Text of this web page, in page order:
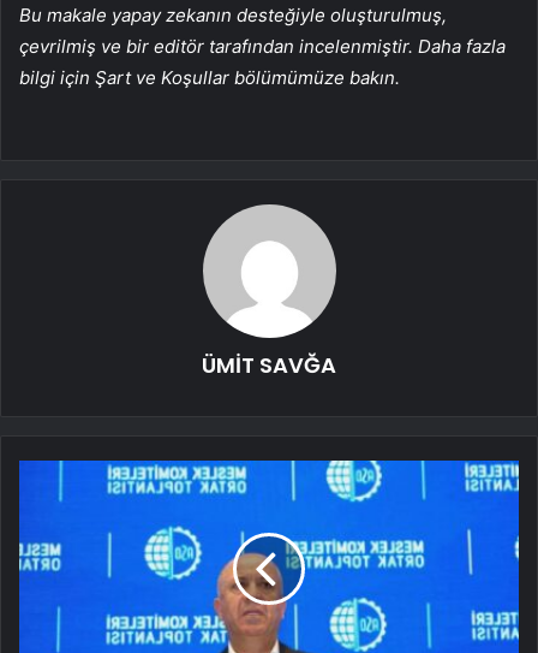
Bu makale yapay zekanın desteğiyle oluşturulmuş,
çevrilmiş ve bir editör tarafından incelenmiştir. Daha fazla
bilgi için Şart ve Koşullar bölümümüze bakın.
ÜMİT SAVĞA